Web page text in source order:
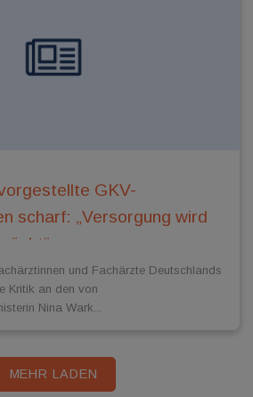
GKV-
scharf: „Versorgung wird
und Fachärzte Deutschlands
Kritik an den von
Nina Wark...
MEHR LADEN